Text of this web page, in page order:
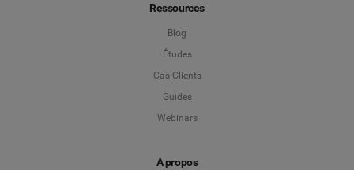
Ressources
Blog
Études
Cas Clients
Guides
Webinars
A propos